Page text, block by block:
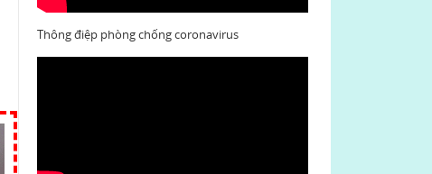
Thông điệp phòng chống coronavirus